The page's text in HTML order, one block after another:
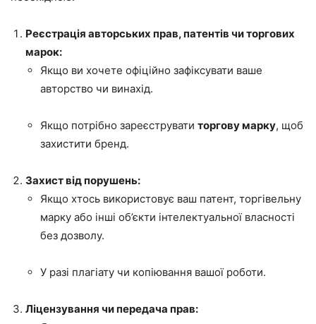
Реєстрація авторських прав, патентів чи торгових
марок:
Якщо ви хочете офіційно зафіксувати ваше
авторство чи винахід.
Якщо потрібно зареєструвати торгову марку, щоб
захистити бренд.
Захист від порушень:
Якщо хтось використовує ваш патент, торгівельну
марку або інші об’єкти інтелектуальної власності
без дозволу.
У разі плагіату чи копіювання вашої роботи.
Ліцензування чи передача прав: